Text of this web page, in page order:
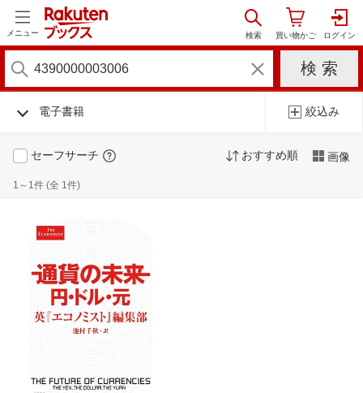
メニュー
電子書籍 絞込み
セーフサーチ おすすめ順 画像
1～1件 (全 1件)